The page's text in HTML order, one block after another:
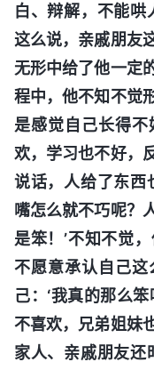
白、辩解，不能哄
这么说，亲戚朋友
无形中给了他一定
程中，他不知不觉
是感觉自己长得
欢，学习也不好，
说话，人给了东西
嘴怎么就不巧呢？
是笨！’不知不觉
不愿意承认自己这
己：‘我真的那么
不喜欢，兄弟姐妹
家人、亲戚朋友还